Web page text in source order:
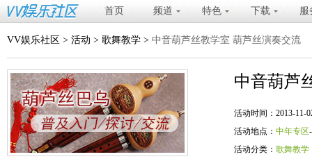
首页 频道 特色 下载 服
VV娱乐社区 > 活动 > 歌舞教学 > 中音葫芦丝教学室 葫芦丝演奏交流
中音葫芦
活动时间：2013-11-
活动地点： 中年专区
活动分类： 歌舞教学